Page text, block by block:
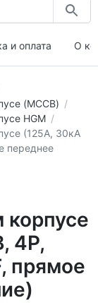
и оплата О
(MCCB)
HGM
(125А, 30кА
переднее
корпусе
4P,
прямое